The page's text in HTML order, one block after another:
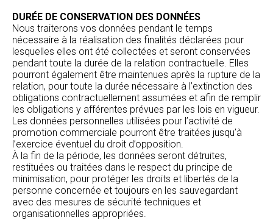
DURÉE DE CONSERVATION DES DONNÉES
Nous traiterons vos données pendant le temps
nécessaire à la réalisation des finalités déclarées pour
lesquelles elles ont été collectées et seront conservées
pendant toute la durée de la relation contractuelle. Elles
pourront également être maintenues après la rupture de la
relation, pour toute la durée nécessaire à l’extinction des
obligations contractuellement assumées et afin de remplir
les obligations y afférentes prévues par les lois en vigueur.
Les données personnelles utilisées pour l’activité de
promotion commerciale pourront être traitées jusqu’à
l’exercice éventuel du droit d’opposition.
À la fin de la période, les données seront détruites,
restituées ou traitées dans le respect du principe de
minimisation, pour protéger les droits et libertés de la
personne concernée et toujours en les sauvegardant
avec des mesures de sécurité techniques et
organisationnelles appropriées.